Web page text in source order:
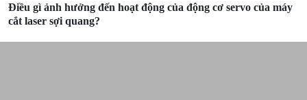
Điều gì ảnh hưởng đến hoạt động của động cơ servo của máy
cắt laser sợi quang?